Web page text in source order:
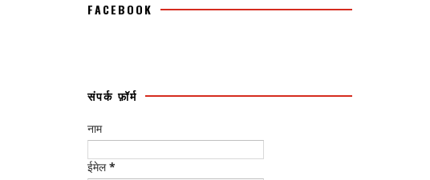
FACEBOOK
संपर्क फ़ॉर्म
नाम
ईमेल*